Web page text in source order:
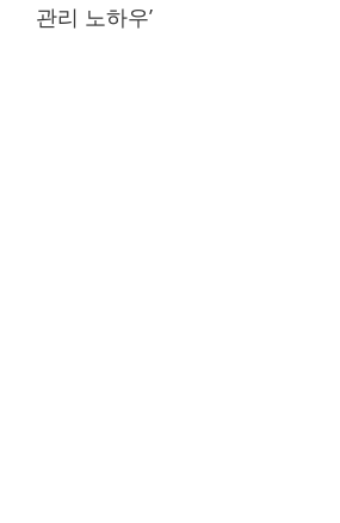
관리 노하우’